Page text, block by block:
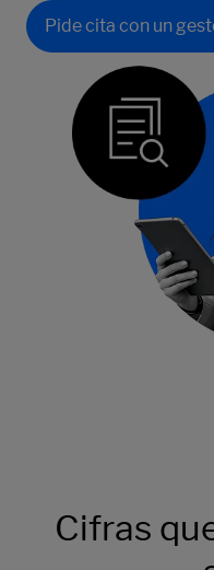
Pide cita con un
Cifras